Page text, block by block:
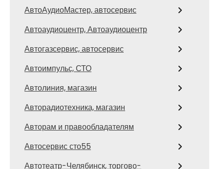
АвтоАудиоМастер, автосервис
Автоаудиоцентр, Автоаудиоцентр
Автогазсервис, автосервис
Автоимпульс, СТО
Автолиния, магазин
Авторадиотехника, магазин
Авторам и правообладателям
Автосервис сто55
Автотеатр-Челябинск, торгово-